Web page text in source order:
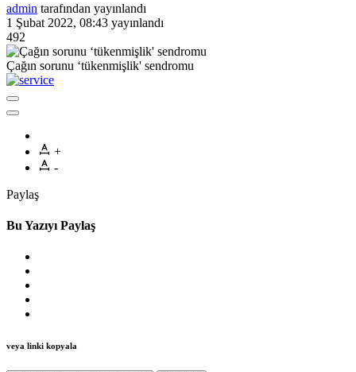
admin tarafından yayınlandı
1 Şubat 2022, 08:43 yayınlandı
492
Çağın sorunu ‘tükenmişlik' sendromu
+
-
Paylaş
Bu Yazıyı Paylaş
veya linki kopyala